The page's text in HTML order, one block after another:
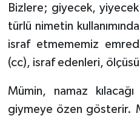
Bizlere; giyecek,
türlü nimetin
israf etmememiz
(cc), israf edenleri,
Mümin, namaz
giymeye özen gösterir.
Bolu Müftülüğü
Bursa Müftülüğü
Çanakkale Müftülüğü
Makaleler
Duyurular
Podcast